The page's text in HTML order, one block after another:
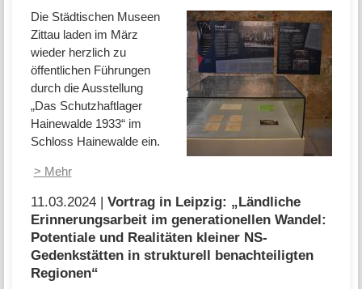
Die Städtischen Museen
Zittau laden im März
wieder herzlich zu
öffentlichen Führungen
durch die Ausstellung
„Das Schutzhaftlager
Hainewalde 1933“ im
Schloss Hainewalde ein.
> Mehr
11.03.2024 | Vortrag in Leipzig: „Ländliche
Erinnerungsarbeit im generationellen Wandel:
Potentiale und Realitäten kleiner NS-
Gedenkstätten in strukturell benachteiligten
Regionen“